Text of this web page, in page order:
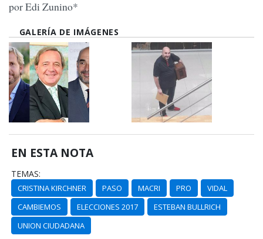
por Edi Zunino*
GALERÍA DE IMÁGENES
EN ESTA NOTA
TEMAS:
CRISTINA KIRCHNER PASO MACRI PRO
VIDAL
CAMBIEMOS
ELECCIONES 2017
ESTEBAN BULLRICH
UNION CIUDADANA